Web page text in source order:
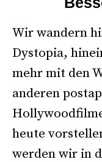
Wir wandern
Dystopia,
mehr mit den
anderen
heute
werden wir in